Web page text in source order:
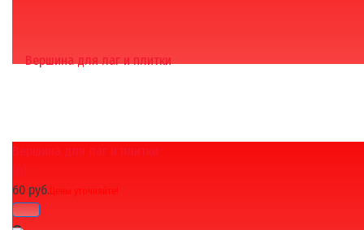
избранное сравнить
Вершина для лаг и плитки
(0)
60 руб.Цены уточняйте!